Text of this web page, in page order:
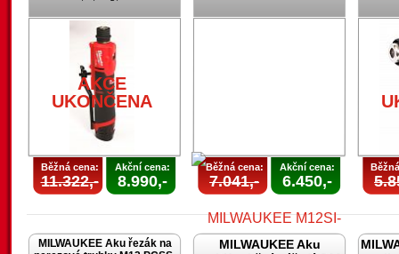
AKCE
UKONČENA
Běžná cena:
11.322,-
Akční cena:
8.990,-
Běžná cena:
7.041,-
Akční cena:
6.450,-
MILWAUKEE Aku řezák na
MILWAUKEE Aku